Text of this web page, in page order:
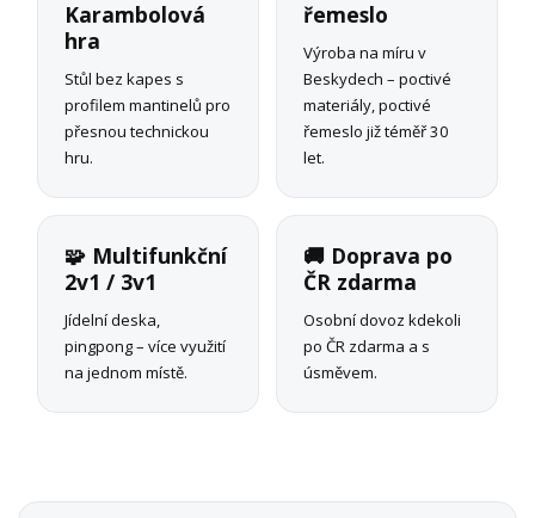
Karambolová
hra
Stůl bez kapes s
profilem mantinelů pro
přesnou technickou
hru.
řemeslo
Výroba na míru v
Beskydech – poctivé
materiály, poctivé
řemeslo již téměř 30
let.
🧩 Multifunkční
2v1 / 3v1
Jídelní deska,
pingpong – více využití
na jednom místě.
🚚 Doprava po
ČR zdarma
Osobní dovoz kdekoli
po ČR zdarma a s
úsměvem.